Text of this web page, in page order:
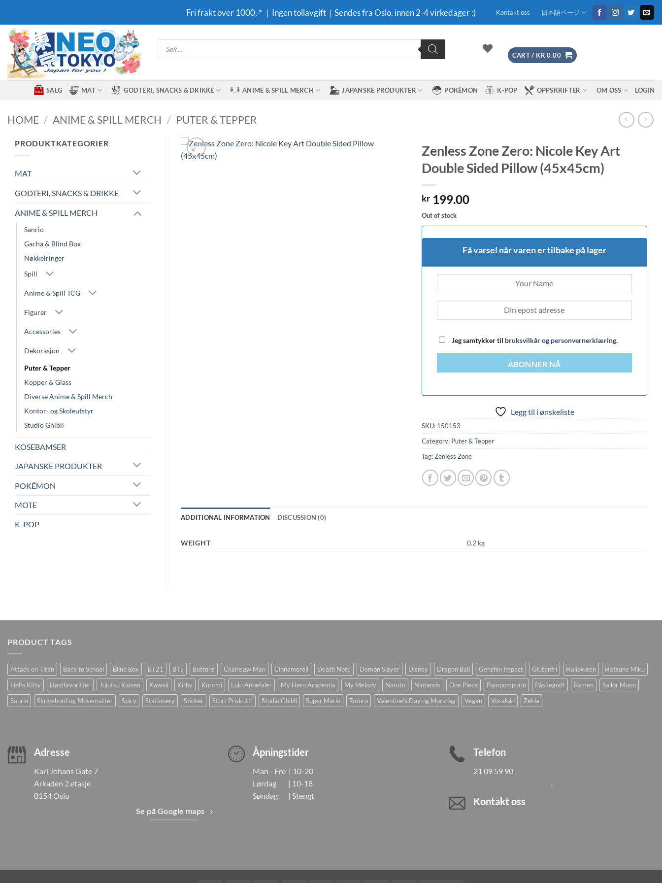
content
Fri frakt over 1000,-* ｜Ingen tollavgift｜Sendes fra Oslo, innen 2-4 virkedager :) Kontakt oss 日本語ページ
Products
search
CART / KR 0.00
SALG MAT GODTERI, SNACKS & DRIKKE ANIME & SPILL MERCH JAPANSKE PRODUKTER POKÉMON K-POP OPPSKRIFTER OM OSS LOGIN
HOME / ANIME & SPILL MERCH / PUTER & TEPPER
PRODUKTKATEGORIER
MAT
GODTERI, SNACKS & DRIKKE
ANIME & SPILL MERCH
Sanrio
Gacha & Blind Box
Nøkkelringer
Spill
Anime & Spill TCG
Figurer
Accessories
Dekorasjon
Puter & Tepper
Kopper & Glass
Diverse Anime & Spill Merch
Kontor- og Skoleutstyr
Studio Ghibli
KOSEBAMSER
JAPANSKE PRODUKTER
POKÉMON
MOTE
K-POP
Zenless Zone Zero: Nicole Key Art
Double Sided Pillow (45x45cm)
kr199.00
Out of stock
Få varsel når varen er tilbake på lager
Jeg samtykker til bruksvilkår og personvernerklæring.
ABONNER NÅ
Legg til i ønskeliste
SKU: 150153
Category: Puter & Tepper
Tag:Zenless Zone
ADDITIONAL INFORMATION DISCUSSION (0)
WEIGHT 0.2 kg
PRODUCT TAGS
Attack on Titan Back to School Blind Box BT21 BTS Buttons Chainsaw Man Cinnamoroll Death Note Demon Slayer Disney Dragon Ball Genshin Impact Glutenfri Halloween
Hatsune Miku
Hello Kitty
Høstfavoritter Jujutsu Kaisen Kawaii Kirby Kuromi Lulu Anbefaler My Hero Academia My Melody Naruto Nintendo One Piece Pompompurin Påskegodt Ramen
Sailor Moon
Sanrio
Skrivebord og Musematter Spicy Stationery Sticker Stort Priskutt! Studio Ghibli Super Mario Totoro Valentine's Day og Morsdag Vegan Vocaloid Zelda
Adresse
Karl Johans Gate 7
Arkaden 2.etasje
0154 Oslo
Se på Google maps
Åpningstider
Man - Fre | 10-20
Lørdag | 10-18
Søndag | Stengt
Telefon
21 09 59 90
Kontakt oss